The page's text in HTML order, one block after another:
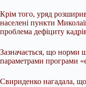
Крім того, уряд
населені пункти
проблема дефіциту
Зазначається, що норми
параметрами програми
Свириденко нагадала,